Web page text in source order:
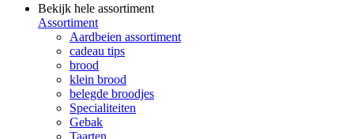
Bekijk hele assortiment
Assortiment
Aardbeien assortiment
cadeau tips
brood
klein brood
belegde broodjes
Specialiteiten
Gebak
Taarten